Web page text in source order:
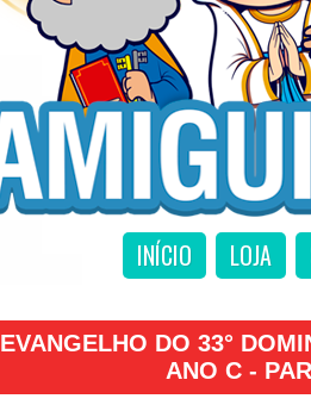
INÍCIO LOJA
EVANGELHO DO 33°
ANO C -